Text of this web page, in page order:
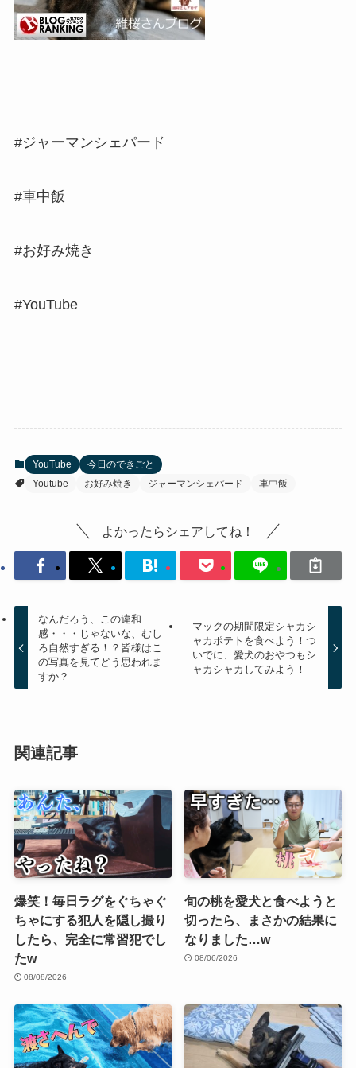
#ジャーマンシェパード
#車中飯
#お好み焼き
#YouTube
YouTube
今日のできごと
Youtube
お好み焼き ジャーマンシェパード 車中飯
よかったらシェアしてね！
なんだろう、この違和
感・・・じゃないな、むし
ろ自然すぎる！？皆様はこ
の写真を見てどう思われま
すか？
マックの期間限定シャカシ
ャカポテトを食べよう！つ
いでに、愛犬のおやつもシ
ャカシャカしてみよう！
関連記事
爆笑！毎日ラグをぐちゃぐ
ちゃにする犯人を隠し撮り
したら、完全に常習犯でし
たw
08/08/2026
旬の桃を愛犬と食べようと
切ったら、まさかの結果に
なりました…w
08/06/2026